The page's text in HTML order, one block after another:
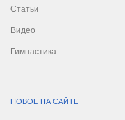
Статьи
Видео
Гимнастика
НОВОЕ НА САЙТЕ